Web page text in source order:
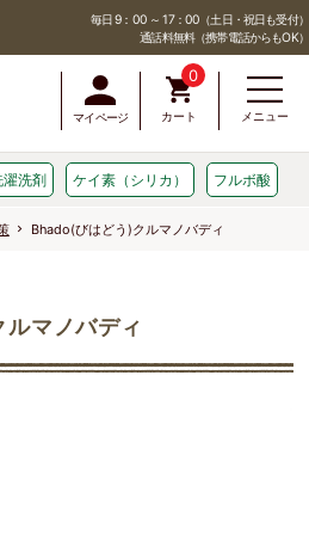
毎日 9：00 ～ 17：00（土日・祝日も受付）
通話料無料（携帯電話からもOK）
0
カート
マイページ メニュー
濯洗剤 ケイ素（シリカ） フルボ酸
Bhado(びはどう)クルマノバディ
マノバディ